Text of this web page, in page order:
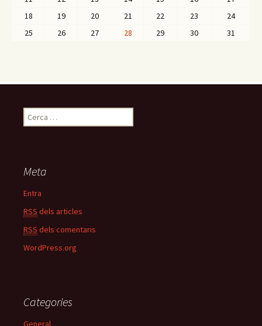
18
19 20 21 22 23
24
25
26 27 28 29 30 31
e
:Meta
Entra
RSS dels articles
RSS dels comentaris
WordPress.org
Categories
General